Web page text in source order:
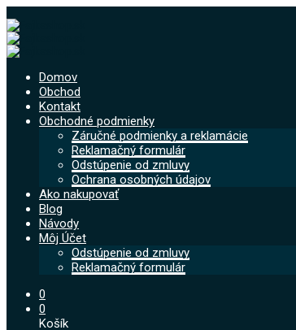
Domov
Obchod
Kontakt
Obchodné podmienky
Záručné podmienky a reklamácie
Reklamačný formulár
Odstúpenie od zmluvy
Ochrana osobných údajov
Ako nakupovať
Blog
Návody
Môj Účet
Odstúpenie od zmluvy
Reklamačný formulár
0
0
Košík